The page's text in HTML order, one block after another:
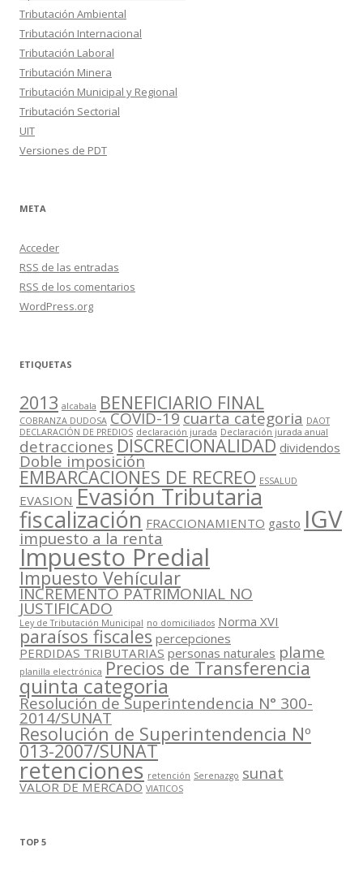
Tributación Ambiental
Tributación Internacional
Tributación Laboral
Tributación Minera
Tributación Municipal y Regional
Tributación Sectorial
UIT
Versiones de PDT
META
Acceder
RSS de las entradas
RSS de los comentarios
WordPress.org
ETIQUETAS
2013 alcabala BENEFICIARIO FINAL
COBRANZA DUDOSA COVID-19cuarta categoria DAOT
DECLARACIÓN DE PREDIOS declaración jurada Declaración jurada anual
detracciones DISCRECIONALIDAD dividendos
Doble imposición
EMBARCACIONES DE RECREO ESSALUD
EVASION Evasión Tributaria
fiscalización FRACCIONAMIENTO gasto IGV
impuesto a la renta
Impuesto Predial
Impuesto Vehícular
INCREMENTO PATRIMONIAL NO
JUSTIFICADO
Ley de Tributación Municipal no domiciliados Norma XVI
paraísos fiscales percepciones
PERDIDAS TRIBUTARIAS personas naturales plame
planilla electrónica Precios de Transferencia
quinta categoria
Resolución de Superintendencia N° 300-
2014/SUNAT
Resolución de Superintendencia Nº
013-2007/SUNAT
retenciones retención Serenazgo sunat
VALOR DE MERCADO VIATICOS
TOP 5